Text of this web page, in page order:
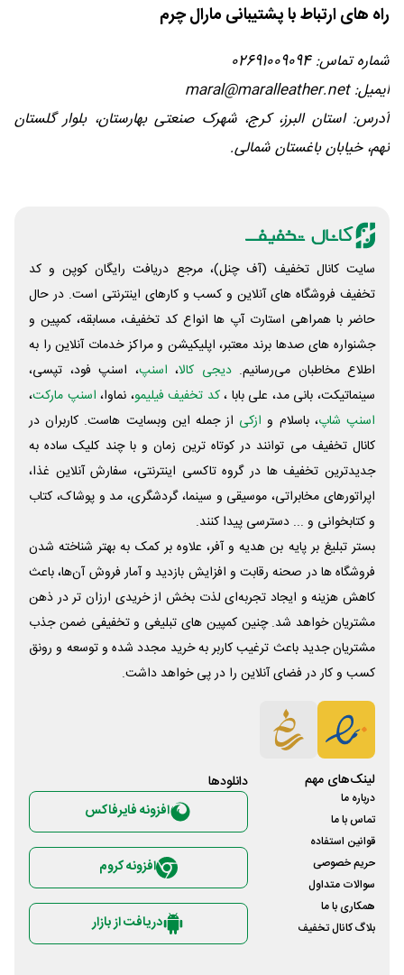
راه های ارتباط با پشتیبانی مارال چرم
شماره تماس: 02691009094
ایمیل: maral@maralleather.net
آدرس: استان البرز، کرج، شهرک صنعتی بهارستان، بلوار گلستان
نهم، خیابان باغستان شمالی.
سایت کانال تخفیف (آف چنل)، مرجع دریافت رایگان کوپن و کد
تخفیف فروشگاه های آنلاین و کسب و‌ کارهای اینترنتی است. در حال
حاضر با همراهی استارت آپ ها انواع کد تخفیف، مسابقه، کمپین و
جشنواره های صدها برند معتبر، اپلیکیشن و مراکز خدمات آنلاین را به
اطلاع مخاطبان می‌رسانیم. دیجی کالا، اسنپ، اسنپ فود، تپسی،
سینماتیکت، بانی مد، علی‌ بابا ،کد تخفیف فیلیمو، نماوا، اسنپ مارکت،
اسنپ شاپ، باسلام و ازکی از جمله این وبسایت ‌هاست. کاربران در
کانال تخفیف می توانند در کوتاه ترین زمان و با چند کلیک ساده به
جدیدترین تخفیف ها در گروه تاکسی اینترنتی، سفارش آنلاین غذا،
اپراتورهای مخابراتی، موسیقی و سینما، گردشگری، مد و پوشاک، کتاب
و کتابخوانی و ... دسترسی پیدا کنند.
بستر تبلیغ بر پایه بن هدیه و آفر، علاوه بر کمک به بهتر شناخته شدن
فروشگاه ها در صحنه رقابت و افزایش بازدید و آمار فروش آن‌ها، باعث
کاهش هزینه و ایجاد تجربه‌ای لذت بخش از خریدی ارزان تر در ذهن
مشتریان خواهد شد. چنین کمپین های تبلیغی و تخفیفی ضمن جذب
مشتریان جدید باعث ترغیب کاربر به خرید مجدد شده و توسعه و رونق
کسب و کار در فضای آنلاین را در پی خواهد داشت.
لینک‌های مهم
درباره ما
تماس با ما
قوانین استفاده
حریم خصوصی
سوالات متداول
همکاری با ما
بلاگ کانال تخفیف
دانلود‌ها
افزونه فایرفاکس
افزونه کروم
دریافت از بازار